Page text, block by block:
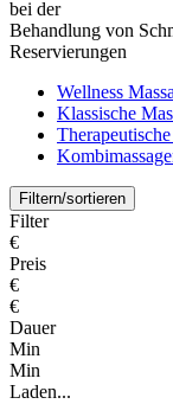
bei der
Behandlung von
Reservierungen
Wellness
Klassische
Filtern/sortieren
Filter
€
Preis
€
€
Dauer
Min
Min
Laden...